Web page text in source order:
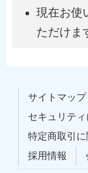
現在お使
ただけま
サイトマップ
セキュリテ
特定商取引
採用情報